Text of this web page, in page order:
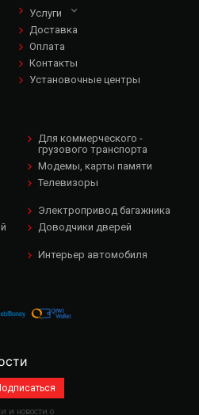
Услуги
Доставка
Оплата
Контакты
Установочные центры
Для коммерческого -
грузового транспорта
Модемы, карты памяти
Телевизоры
Электропривод багажника
Доводчики дверей
Интерьер автомобиля
и новости о